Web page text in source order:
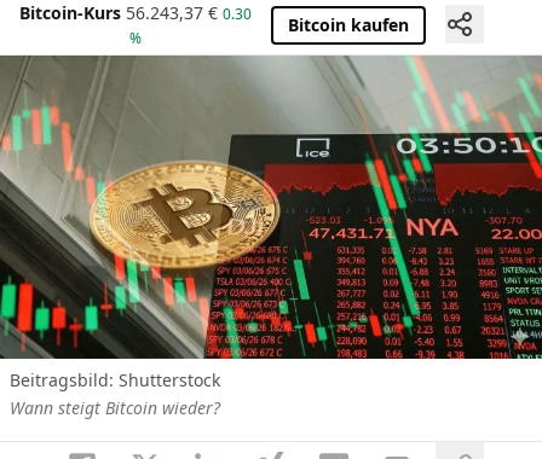
Bitcoin-Kurs 56.243,37 € 0.30
%
Bitcoin kaufen
Beitragsbild: Shutterstock
Wann steigt Bitcoin wieder?